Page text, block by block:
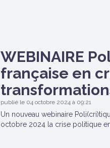
WEBINAIRE
française en
publié le 04 octobre 2024 à 09:21
Un nouveau webinaire
octobre 2024 la crise politique